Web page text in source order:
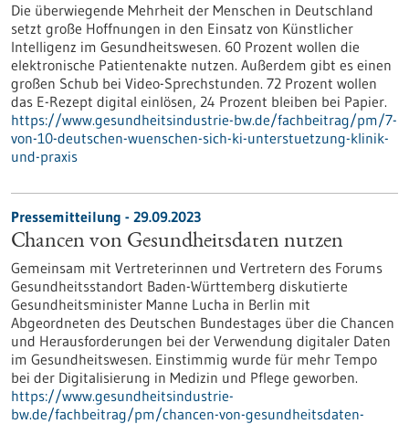
Die überwiegende Mehrheit der Menschen in Deutschland
setzt große Hoffnungen in den Einsatz von Künstlicher
Intelligenz im Gesundheitswesen. 60 Prozent wollen die
elektronische Patientenakte nutzen. Außerdem gibt es einen
großen Schub bei Video-Sprechstunden. 72 Prozent wollen
das E-Rezept digital einlösen, 24 Prozent bleiben bei Papier.
https://www.gesundheitsindustrie-bw.de/fachbeitrag/pm/7-
von-10-deutschen-wuenschen-sich-ki-unterstuetzung-klinik-
und-praxis
Pressemitteilung - 29.09.2023
Chancen von Gesundheitsdaten nutzen
Gemeinsam mit Vertreterinnen und Vertretern des Forums
Gesundheitsstandort Baden-Württemberg diskutierte
Gesundheitsminister Manne Lucha in Berlin mit
Abgeordneten des Deutschen Bundestages über die Chancen
und Herausforderungen bei der Verwendung digitaler Daten
im Gesundheitswesen. Einstimmig wurde für mehr Tempo
bei der Digitalisierung in Medizin und Pflege geworben.
https://www.gesundheitsindustrie-
bw.de/fachbeitrag/pm/chancen-von-gesundheitsdaten-